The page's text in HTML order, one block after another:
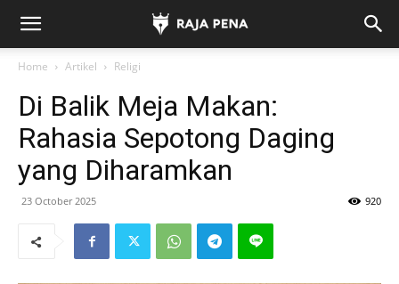
Home Artikel Religi
Di Balik Meja Makan:
Rahasia Sepotong Daging
yang Diharamkan
23 October 2025 920